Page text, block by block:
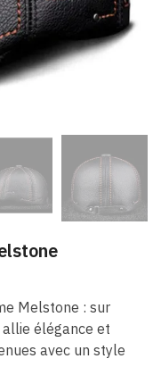
Melstone : sur
élégance et
avec un style